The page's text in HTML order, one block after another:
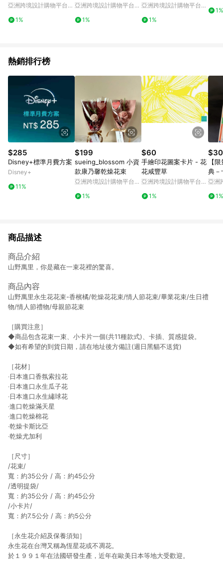
亞洲跨境設計購物平台
1%
頭飾髮飾
亞洲跨境設計購物平台
1%
亞洲跨境設計購物平台
1%
1%
熱銷排行榜
$285
Disney+標準月費方案
Disney+
11%
$199
sueing_blossom 小資
款康乃馨乾燥花束
亞洲跨境設計購物平台
1%
$60
手繪印花圖案卡片 - 花
花咸豐草
亞洲跨境設計購物平台
1%
$30
【
典－
聖誕
亞洲
1%
商品描述
商品介紹
山野萬里，你是藏在一束花裡的驚喜。
商品內容
山野萬里永生花花束-香檳橘/乾燥花花束/情人節花束/畢業花束/生日禮
物/情人節禮物/母親節花束
［購買注意］
◆商品包含花束一束、小卡片一個(共11種款式)、卡插、質感提袋。
◆如有希望的到貨日期，請在地址後方備註(週日黑貓不送貨)
［花材］
‧日本進口香氛索拉花
‧日本進口永生瓜子花
‧日本進口永生繡球花
‧進口乾燥滿天星
‧進口乾燥棉花
‧乾燥卡斯比亞
‧乾燥尤加利
［尺寸］
/花束/
寬：約35公分 / 高：約45公分
/透明提袋/
寬：約35公分 / 高：約45公分
/小卡片/
寬：約7.5公分 / 高：約5公分
［永生花介紹及保養須知］
永生花在台灣又稱為恆星花或不凋花。
於１９９１年在法國研發生產，近年在歐美日本等地大受歡迎。